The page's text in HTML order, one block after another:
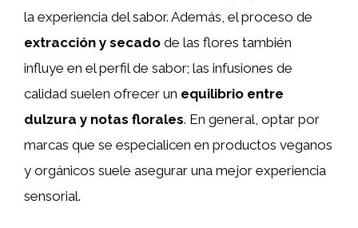
la experiencia del sabor. Además, el proceso de
extracción y secado de las flores también
influye en el perfil de sabor; las infusiones de
calidad suelen ofrecer un equilibrio entre
dulzura y notas florales. En general, optar por
marcas que se especialicen en productos veganos
y orgánicos suele asegurar una mejor experiencia
sensorial.